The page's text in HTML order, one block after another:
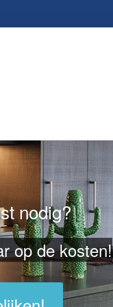
nodig?
op de kosten!